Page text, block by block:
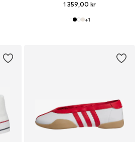
1 359,00 kr
+1